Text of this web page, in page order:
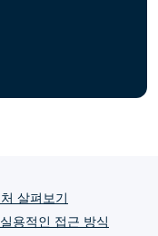
살펴보기
용적인 접근 방식